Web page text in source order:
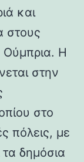
και
στους
Ούμπρια. Η
στην
στο
πόλεις, με
τα δημόσια